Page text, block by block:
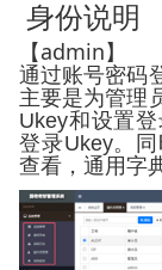
身份说明
【 admin 】
通过账号密码
主要是为管理
Ukey和设置
登录Ukey。同
查看，通用字